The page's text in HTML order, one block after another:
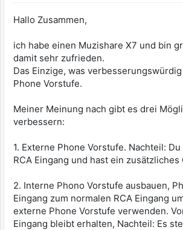
Hallo Zusammen,
ich habe einen Muzishare X7 und bin
damit sehr zufrieden.
Das Einzige, was
Phone Vorstufe.
Meiner Meinung nach gibt es drei
verbessern:
1. Externe Phone Vorstufe. Nachteil:
RCA Eingang und hast ein zusätzliches
2. Interne Phono Vorstufe ausbauen,
Eingang zum normalen RCA Eingang
externe Phone Vorstufe verwenden.
Eingang bleibt erhalten, Nachteil: Es